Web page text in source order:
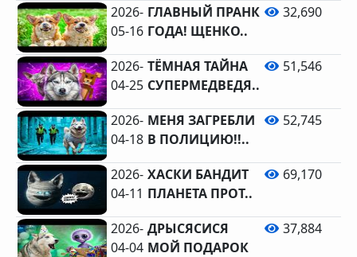
2026-
05-16
ГЛАВНЫЙ ПРАНК
ГОДА! ЩЕНКО..
32,690
2026-
04-25
ТЁМНАЯ ТАЙНА
СУПЕРМЕДВЕДЯ..
51,546
2026-
04-18
МЕНЯ ЗАГРЕБЛИ
В ПОЛИЦИЮ!!..
52,745
2026-
04-11
ХАСКИ БАНДИТ
ПЛАНЕТА ПРОТ..
69,170
2026-
04-04
ДРЫСЯСИСЯ
МОЙ ПОДАРОК
37,884